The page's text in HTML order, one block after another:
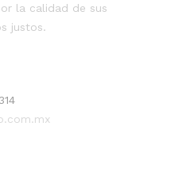
la calidad de sus
justos.